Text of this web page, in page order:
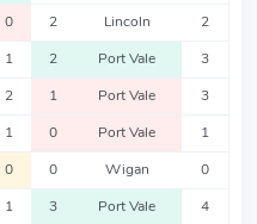
0 2 Lincoln 2
1 2 Port Vale 3
2 1 Port Vale 3
1 0 Port Vale 1
0 0 Wigan 0
1 3 Port Vale 4